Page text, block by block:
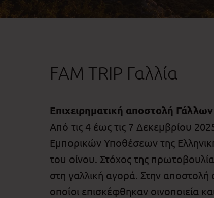
FAM TRIP Γαλλία
Επιχειρηματική αποστολή
Από τις 4 έως τις 7 Δεκεμβρίου
Εμπορικών Υποθέσεων της
του οίνου. Στόχος της
στη γαλλική αγορά. Στην αποστολή
οποίοι επισκέφθηκαν οινοποιεία